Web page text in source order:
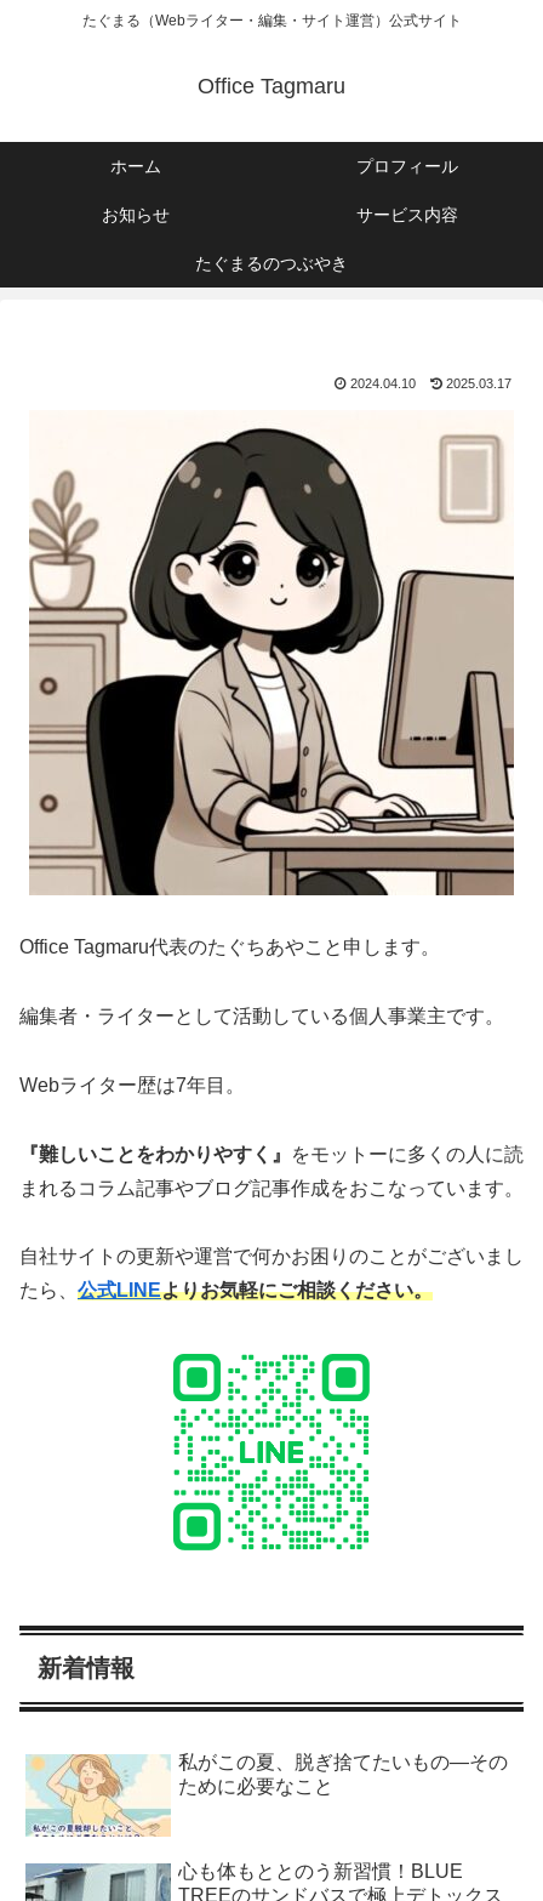
たぐまる（Webライター・編集・サイト運営）公式サイト
Office Tagmaru
ホーム プロフィール
お知らせ サービス内容
たぐまるのつぶやき
2024.04.10 2025.03.17
Office Tagmaru代表のたぐちあやこと申します。
編集者・ライターとして活動している個人事業主です。
Webライター歴は7年目。
『難しいことをわかりやすく』
をモットーに多くの人に読
まれるコラム記事やブログ記事作成をおこなっています。
自社サイトの更新や運営で何かお困りのことがございまし
たら、 公式LINEよりお気軽にご相談ください。
新着情報
私がこの夏、脱ぎ捨てたいもの―その
ために必要なこと
心も体もととのう新習慣！BLUE
TREEのサンドバスで極上デトックス